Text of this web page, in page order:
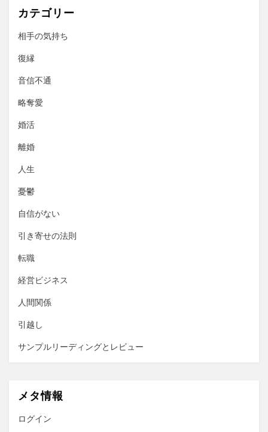
カテゴリー
相手の気持ち
復縁
音信不通
略奪愛
婚活
離婚
人生
憂鬱
自信がない
引き寄せの法則
転職
経営ビジネス
人間関係
引越し
サンプルリーディングとレビュー
メタ情報
ログイン